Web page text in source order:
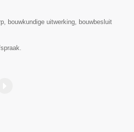
bouwkundige uitwerking, bouwbesluit